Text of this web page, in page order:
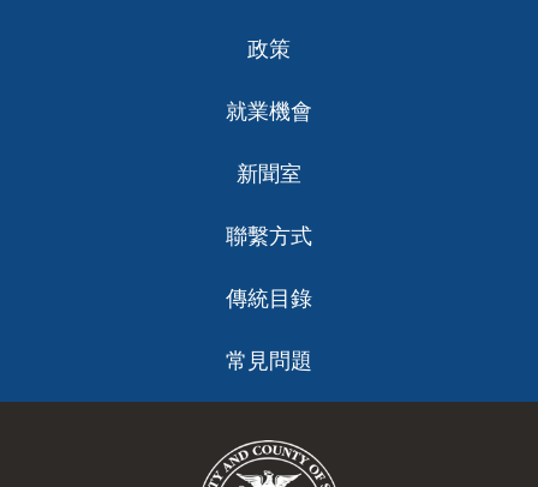
政策
就業機會
新聞室
聯繫方式
傳統目錄
常見問題